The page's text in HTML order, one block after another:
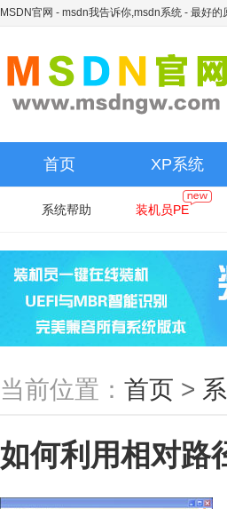
MSDN官网 - msdn我告诉你,msdn系统 - 最好的
首页 XP系统
系统帮助 装机员PE
当前位置： 首页 >
如何利用相对路